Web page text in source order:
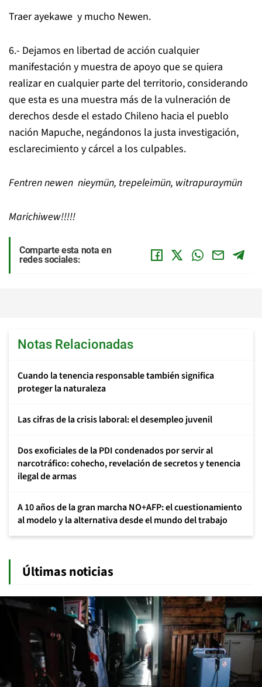
Traer ayekawe y mucho Newen.
6.- Dejamos en libertad de acción cualquier
manifestación y muestra de apoyo que se quiera
realizar en cualquier parte del territorio, considerando
que esta es una muestra más de la vulneración de
derechos desde el estado Chileno hacia el pueblo
nación Mapuche, negándonos la justa investigación,
esclarecimiento y cárcel a los culpables.
Fentren newen nieymün, trepeleimün, witrapuraymün
Marichiwew!!!!!
Comparte esta nota en
redes sociales:
Notas Relacionadas
Cuando la tenencia responsable también significa
proteger la naturaleza
Las cifras de la crisis laboral: el desempleo juvenil
Dos exoficiales de la PDI condenados por servir al
narcotráfico: cohecho, revelación de secretos y tenencia
ilegal de armas
A 10 años de la gran marcha NO+AFP: el cuestionamiento
al modelo y la alternativa desde el mundo del trabajo
Últimas noticias